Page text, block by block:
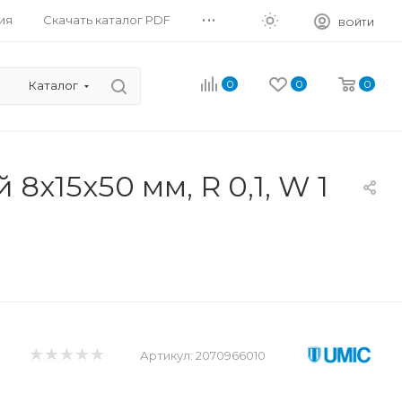
Скачать каталог PDF ... ВОЙТИ
Каталог 0 0 0
мм, R 0,1, W 1
Артикул: 2070966010